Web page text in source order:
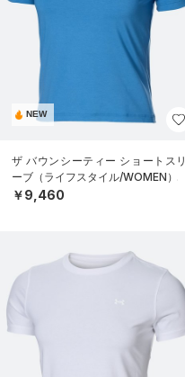
NEW
ザ バウンシーティー ショートスリ
ーブ（ライフスタイル/WOMEN）
￥9,460